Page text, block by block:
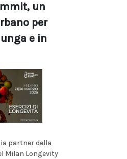
un
per
e in
partner della
Milan Longevity